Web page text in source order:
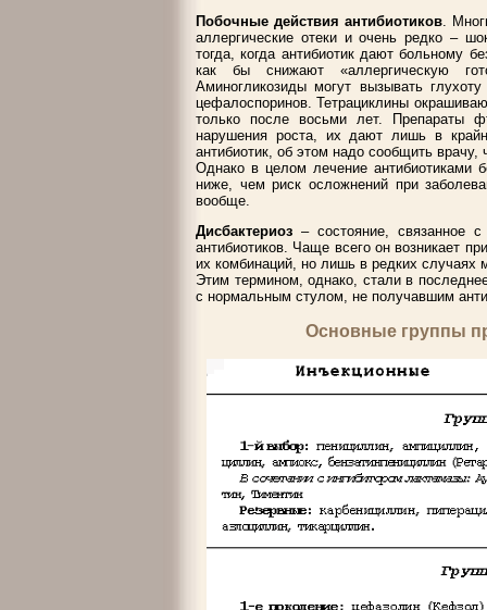
Побочные действия антибиотиков.
аллергические отеки и очень редко –
тогда, когда антибиотик дают больному
как бы снижают «аллергическую
Аминогликозиды могут вызывать
цефалоспоринов. Тетрациклины
только после восьми лет. Препараты
нарушения роста, их дают лишь в
антибиотик, об этом надо сообщить врачу,
Однако в целом лечение антибиотиками
ниже, чем риск осложнений при
вообще.
Дисбактериоз – состояние, связанное
антибиотиков. Чаще всего он возникает
их комбинаций, но лишь в редких случаях
Этим термином, однако, стали в
с нормальным стулом, не получавшим
Основные группы